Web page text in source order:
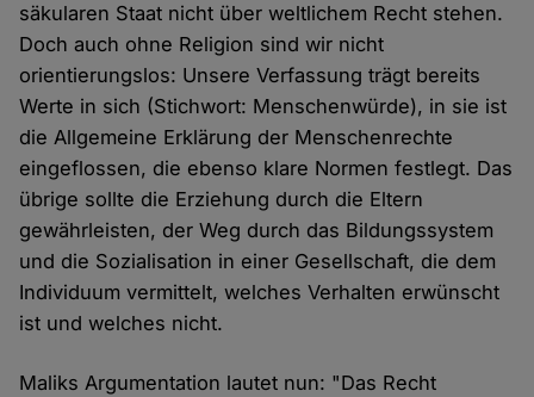
säkularen Staat nicht über weltlichem Recht stehen.
Doch auch ohne Religion sind wir nicht
orientierungslos: Unsere Verfassung trägt bereits
Werte in sich (Stichwort: Menschenwürde), in sie ist
die Allgemeine Erklärung der Menschenrechte
eingeflossen, die ebenso klare Normen festlegt. Das
übrige sollte die Erziehung durch die Eltern
gewährleisten, der Weg durch das Bildungssystem
und die Sozialisation in einer Gesellschaft, die dem
Individuum vermittelt, welches Verhalten erwünscht
ist und welches nicht.
Maliks Argumentation lautet nun: "Das Recht